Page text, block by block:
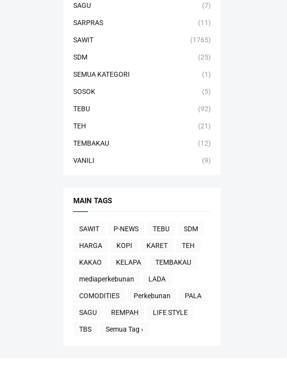
SAGU (7)
SARPRAS (11)
SAWIT (1765)
SDM (25)
SEMUA KATEGORI (1)
SOSOK (5)
TEBU (92)
TEH (21)
TEMBAKAU (12)
VANILI (9)
MAIN TAGS
SAWIT P-NEWS TEBU SDM
HARGA KOPI KARET TEH
KAKAO KELAPA TEMBAKAU
mediaperkebunan LADA
COMODITIES Perkebunan PALA
SAGU REMPAH LIFE STYLE
TBS Semua Tag ›